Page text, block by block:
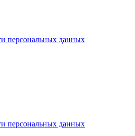
персональных данных
персональных данных